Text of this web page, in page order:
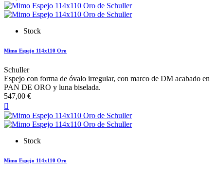
Stock
Mimo Espejo 114x110 Oro
Schuller
Espejo con forma de óvalo irregular, con marco de DM acabado en
PAN DE ORO y luna biselada.
547,00 €

Stock
Mimo Espejo 114x110 Oro